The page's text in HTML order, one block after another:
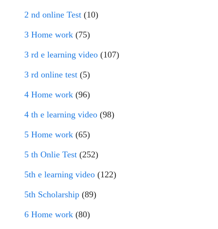
2 nd online Test (10)
3 Home work (75)
3 rd e learning video (107)
3 rd online test (5)
4 Home work (96)
4 th e learning video (98)
5 Home work (65)
5 th Onlie Test (252)
5th e learning video (122)
5th Scholarship (89)
6 Home work (80)